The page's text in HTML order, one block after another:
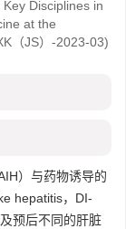
Disciplines in
at the
（JS）-2023-03)
）与药物诱导的
hepatitis，DI-
预后不同的肝脏